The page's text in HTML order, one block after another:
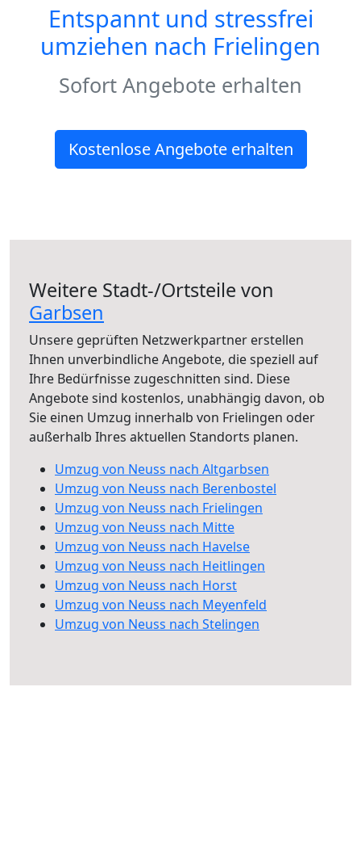
Entspannt und stressfrei
umziehen nach Frielingen
Sofort Angebote erhalten
Kostenlose Angebote erhalten
Weitere Stadt-/Ortsteile von
Garbsen
Unsere geprüften Netzwerkpartner erstellen
Ihnen unverbindliche Angebote, die speziell auf
Ihre Bedürfnisse zugeschnitten sind. Diese
Angebote sind kostenlos, unabhängig davon, ob
Sie einen Umzug innerhalb von Frielingen oder
außerhalb Ihres aktuellen Standorts planen.
Umzug von Neuss nach Altgarbsen
Umzug von Neuss nach Berenbostel
Umzug von Neuss nach Frielingen
Umzug von Neuss nach Mitte
Umzug von Neuss nach Havelse
Umzug von Neuss nach Heitlingen
Umzug von Neuss nach Horst
Umzug von Neuss nach Meyenfeld
Umzug von Neuss nach Stelingen